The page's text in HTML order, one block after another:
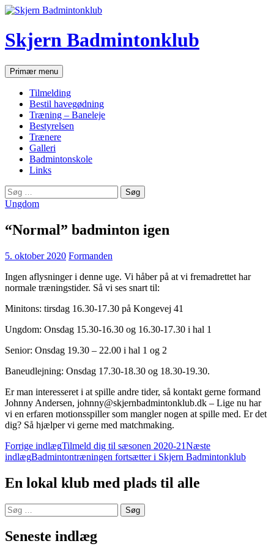
Hop
indhold
Skjern Badmintonklub
SøgPrimær menu
Tilmelding
Bestil havegødning
Træning – Baneleje
Bestyrelsen
Trænere
Galleri
Badmintonskole
Links
Søg
efter:
Ungdom
“Normal” badminton igen
5. oktober 2020 Formanden
Ingen aflysninger i denne uge. Vi håber på at vi fremadrettet har
normale træningstider. Så vi ses snart til:
Minitons: tirsdag 16.30-17.30 på Kongevej 41
Ungdom: Onsdag 15.30-16.30 og 16.30-17.30 i hal 1
Senior: Onsdag 19.30 – 22.00 i hal 1 og 2
Baneudlejning: Onsdag 17.30-18.30 og 18.30-19.30.
Er man interesseret i at spille andre tider, så kontakt gerne formand
Johnny Andersen, johnny@skjernbadmintonklub.dk – Lige nu har
vi en erfaren motionsspiller som mangler nogen at spille med. Er det
dig? Så hjælper vi gerne med matchmaking.
Indlægsnavigation
Forrige indlægTilmeld dig til sæsonen 2020-21Næste
indlægBadmintontræningen fortsætter i Skjern Badmintonklub
En lokal klub med plads til alle
Søg
efter:
Seneste indlæg